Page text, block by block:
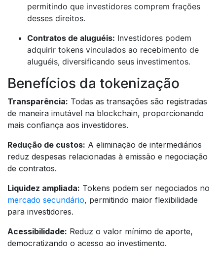
permitindo que investidores comprem frações
desses direitos.
Contratos de aluguéis: Investidores podem
adquirir tokens vinculados ao recebimento de
aluguéis, diversificando seus investimentos.
Benefícios da tokenização
Transparência: Todas as transações são registradas
de maneira imutável na blockchain, proporcionando
mais confiança aos investidores.
Redução de custos: A eliminação de intermediários
reduz despesas relacionadas à emissão e negociação
de contratos.
Liquidez ampliada: Tokens podem ser negociados no
mercado secundário, permitindo maior flexibilidade
para investidores.
Acessibilidade: Reduz o valor mínimo de aporte,
democratizando o acesso ao investimento.